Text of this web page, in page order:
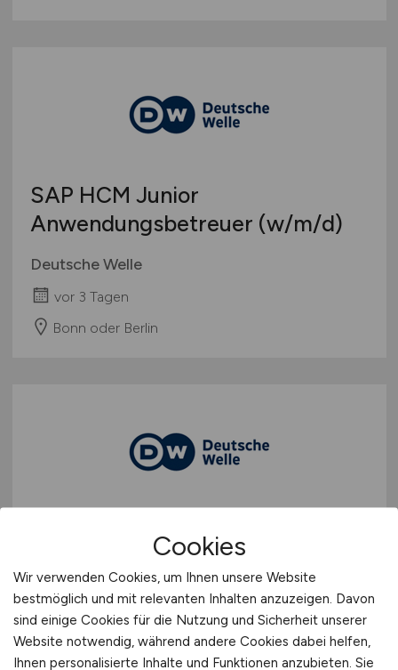
SAP HCM Junior
Anwendungsbetreuer (w/m/d)
Deutsche Welle
vor 3 Tagen
Bonn oder Berlin
Küchenchef(w/m/d)
Deutsche Welle
vor 3 Tagen
Bonn
Cookies
Wir verwenden Cookies, um Ihnen unsere Website
bestmöglich und mit relevanten Inhalten anzuzeigen. Davon
sind einige Cookies für die Nutzung und Sicherheit unserer
Website notwendig, während andere Cookies dabei helfen,
Ihnen personalisierte Inhalte und Funktionen anzubieten. Sie